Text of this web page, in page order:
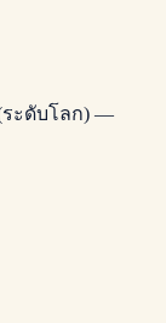
(ระดับโลก) —